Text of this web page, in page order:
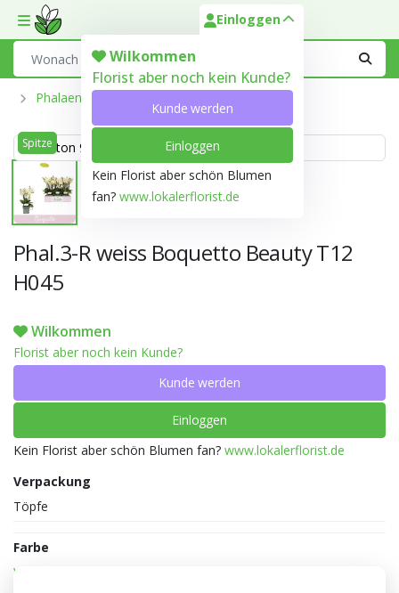
Toggle mobile menu
Einloggen
Wilkommen
Florist aber noch kein Kunde?
Kunde werden
Einloggen
Kein Florist aber schön Blumen
fan? www.lokalerflorist.de
Phalaenopsis Aus Der Optiflor-Gärtnerei
Weiss ton 999D
Spitze
Phal.3-R weiss Boquetto Beauty T12
H045
Wilkommen
Florist aber noch kein Kunde?
Kunde werden
Einloggen
Kein Florist aber schön Blumen fan? www.lokalerflorist.de
Verpackung
Töpfe
Farbe
Weiss